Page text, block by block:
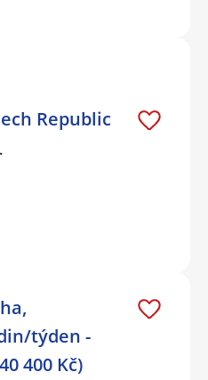
Republic
týden -
400 Kč)